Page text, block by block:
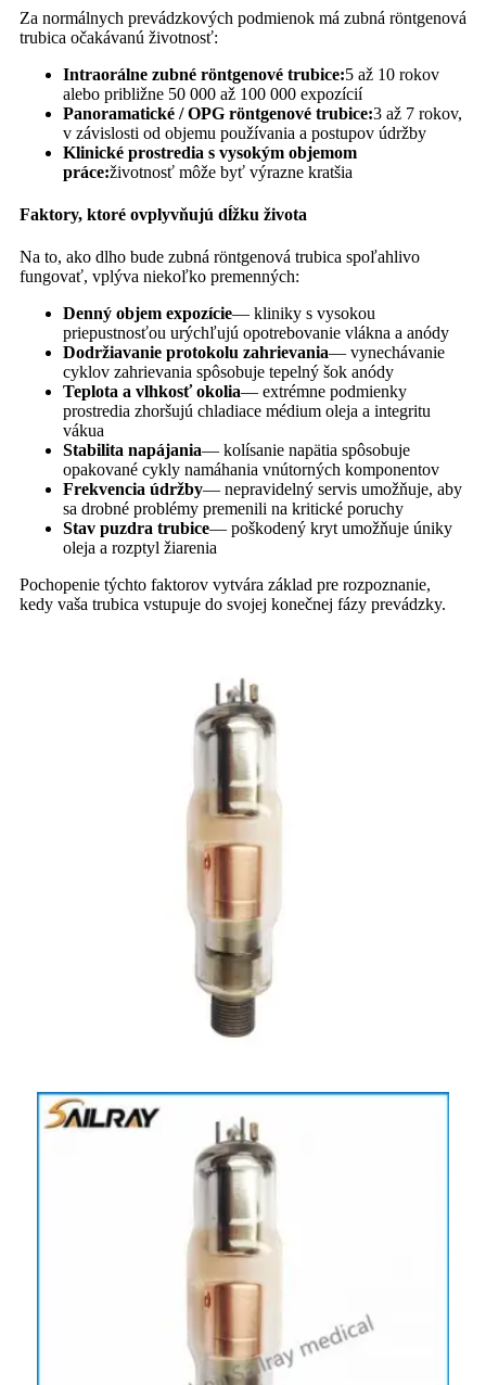
Za normálnych prevádzkových podmienok má zubná röntgenová
trubica očakávanú životnosť:
Intraorálne zubné röntgenové trubice:5 až 10 rokov
alebo približne 50 000 až 100 000 expozícií
Panoramatické / OPG röntgenové trubice:3 až 7 rokov,
v závislosti od objemu používania a postupov údržby
Klinické prostredia s vysokým objemom
práce:životnosť môže byť výrazne kratšia
Faktory, ktoré ovplyvňujú dĺžku života
Na to, ako dlho bude zubná röntgenová trubica spoľahlivo
fungovať, vplýva niekoľko premenných:
Denný objem expozície— kliniky s vysokou
priepustnosťou urýchľujú opotrebovanie vlákna a anódy
Dodržiavanie protokolu zahrievania— vynechávanie
cyklov zahrievania spôsobuje tepelný šok anódy
Teplota a vlhkosť okolia— extrémne podmienky
prostredia zhoršujú chladiace médium oleja a integritu
vákua
Stabilita napájania— kolísanie napätia spôsobuje
opakované cykly namáhania vnútorných komponentov
Frekvencia údržby— nepravidelný servis umožňuje, aby
sa drobné problémy premenili na kritické poruchy
Stav puzdra trubice— poškodený kryt umožňuje úniky
oleja a rozptyl žiarenia
Pochopenie týchto faktorov vytvára základ pre rozpoznanie,
kedy vaša trubica vstupuje do svojej konečnej fázy prevádzky.